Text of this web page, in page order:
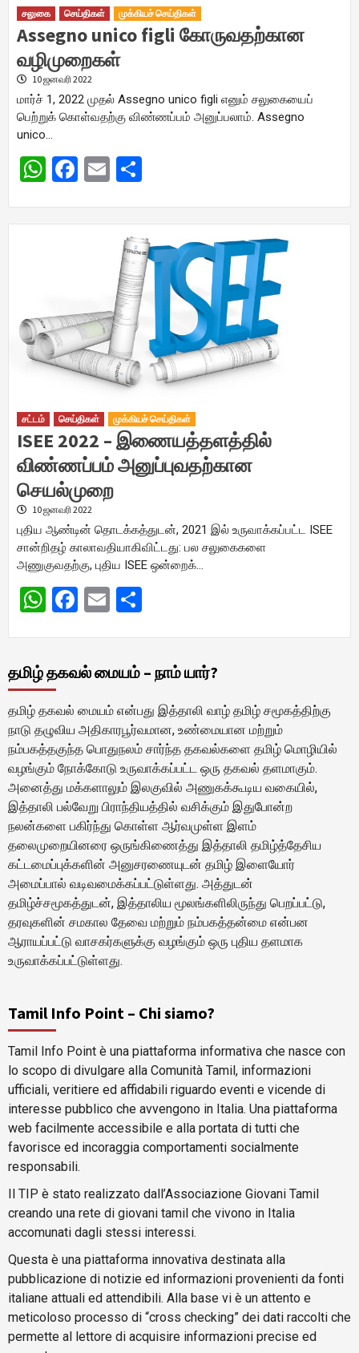
சலுகை செய்திகள் முக்கியச் செய்திகள்
Assegno unico figli கோருவதற்கான
வழிமுறைகள்
10 ஜனவரி 2022
மார்ச் 1, 2022 முதல் Assegno unico figli எனும் சலுகையைப்
பெற்றுக் கொள்வதற்கு விண்ணப்பம் அனுப்பலாம். Assegno
unico…
WhatsApp
Facebook
Email
சட்டம் செய்திகள் முக்கியச் செய்திகள்
ISEE 2022 – இணையத்தளத்தில்
விண்ணப்பம் அனுப்புவதற்கான
செயல்முறை
10 ஜனவரி 2022
புதிய ஆண்டின் தொடக்கத்துடன், 2021 இல் உருவாக்கப்பட்ட ISEE
சான்றிதழ் காலாவதியாகிவிட்டது: பல சலுகைகளை
அணுகுவதற்கு, புதிய ISEE ஒன்றைக்…
WhatsApp
Facebook
Email
தமிழ் தகவல் மையம் – நாம் யார்?
தமிழ் தகவல் மையம் என்பது இத்தாலி வாழ் தமிழ் சமூகத்திற்கு
நாடு தழுவிய அதிகாரபூர்வமான, உண்மையான மற்றும்
நம்பகத்தகுந்த பொதுநலம் சார்ந்த தகவல்களை தமிழ் மொழியில்
வழங்கும் நோக்கோடு உருவாக்கப்பட்ட ஒரு தகவல் தளமாகும்.
அனைத்து மக்களாலும் இலகுவில் அணுகக்கூடிய வகையில்,
இத்தாலி பல்வேறு பிராந்தியத்தில் வசிக்கும் இதுபோன்ற
நலன்களை பகிர்ந்து கொள்ள ஆர்வமுள்ள இளம்
தலைமுறையினரை ஒருங்கிணைத்து இத்தாலி தமிழ்த்தேசிய
கட்டமைப்புக்களின் அனுசரணையுடன் தமிழ் இளையோர்
அமைப்பால் வடிவமைக்கப்பட்டுள்ளது. அத்துடன்
தமிழ்ச்சமூகத்துடன், இத்தாலிய மூலங்களிலிருந்து பெறப்பட்டு,
தரவுகளின் சமகால தேவை மற்றும் நம்பகத்தன்மை என்பன
ஆராயப்பட்டு வாசகர்களுக்கு வழங்கும் ஒரு புதிய தளமாக
உருவாக்கப்பட்டுள்ளது.
Tamil Info Point – Chi siamo?
Tamil Info Point è una piattaforma informativa che nasce con
lo scopo di divulgare alla Comunità Tamil, informazioni
ufficiali, veritiere ed affidabili riguardo eventi e vicende di
interesse pubblico che avvengono in Italia. Una piattaforma
web facilmente accessibile e alla portata di tutti che
favorisce ed incoraggia comportamenti socialmente
responsabili.
Il TIP è stato realizzato dall’Associazione Giovani Tamil
creando una rete di giovani tamil che vivono in Italia
accomunati dagli stessi interessi.
Questa è una piattaforma innovativa destinata alla
pubblicazione di notizie ed informazioni provenienti da fonti
italiane attuali ed attendibili. Alla base vi è un attento e
meticoloso processo di “cross checking” dei dati raccolti che
permette al lettore di acquisire informazioni precise ed